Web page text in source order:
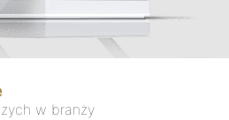
w branży